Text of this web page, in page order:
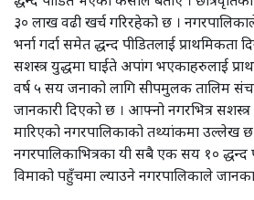
३० लाख वढी खर्च गरिरहेको छ ।
भर्ना गर्दा समेत द्धन्द पीडितलाई
सशस्त्र युद्धमा घाईते अपांग भएकाहरुलाई
वर्ष ५ सय जनाको लागि सीपमुलक तालिम
जानकारी दिएको छ । आफ्नो नगरभित्र
मारिएको नगरपालिकाको तथ्यांकमा उल्लेख
नगरपालिकाभित्रका यी सबै एक सय १० द्धन्द
विमाको पहुँचमा ल्याउने नगरपालिकाले